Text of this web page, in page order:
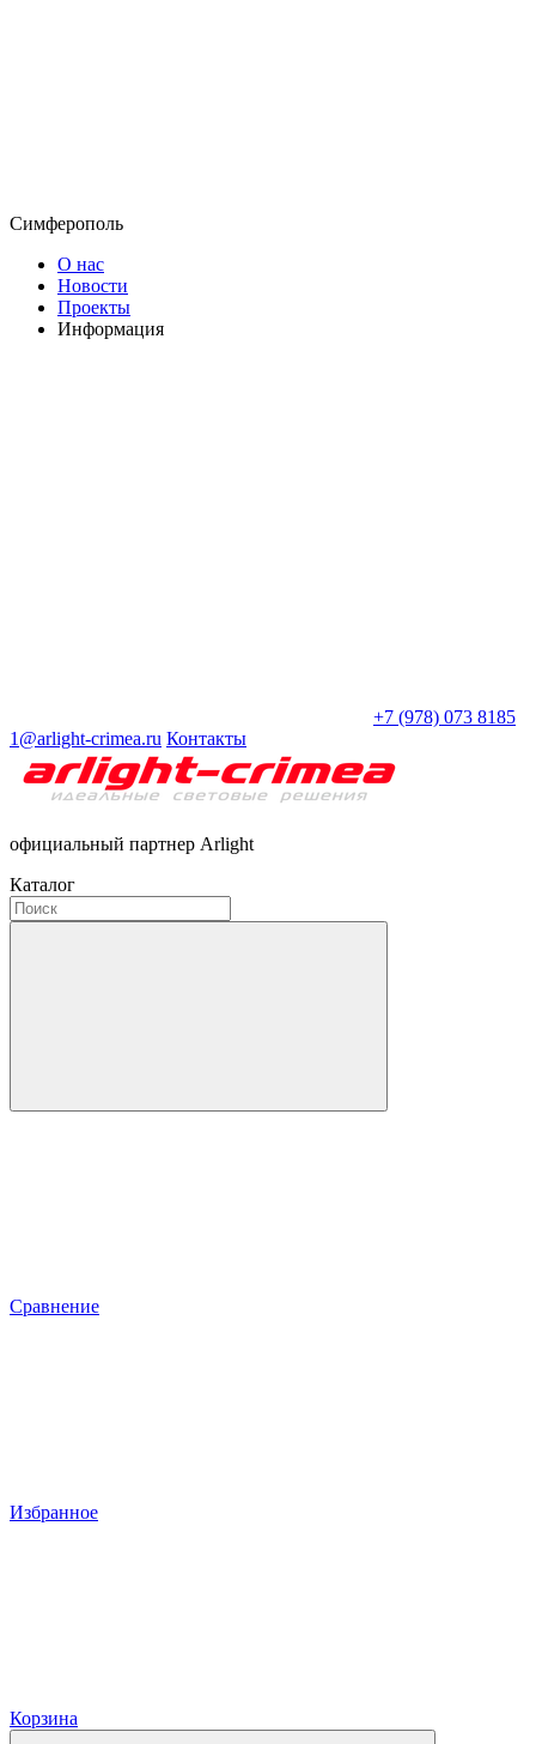
Симферополь
О нас
Новости
Проекты
Информация
+7 (978) 073 8185
1@arlight-crimea.ru Контакты
официальный партнер Arlight
Каталог
Сравнение
Избранное
Корзина